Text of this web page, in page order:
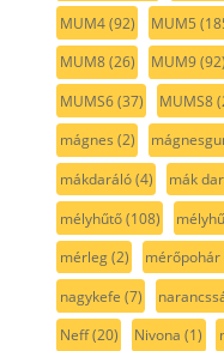
MUM4(92) MUM5
MUM8(26) MUM9(92)
MUMS6(37) MUMS8
mágnes (2)
mákdaráló(4) mák
mélyhűtő(108)
mérleg(2) mérőpohár
nagykefe (7)
Neff(20) Nivona (1)